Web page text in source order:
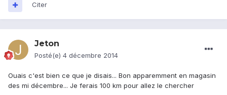
Citer
Jeton
Posté(e) 4 décembre 2014
Ouais c'est bien ce que je disais... Bon apparemment en magasin
des mi décembre... Je ferais 100 km pour allez le chercher